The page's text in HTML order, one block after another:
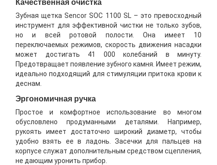
Качественная очистка
Зубная щетка Sencor SOC 1100 SL – это превосходный
инструмент для эффективной чистки не только зубов,
но и всей ротовой полости. Она имеет 10
переключаемых режимов, скорость движения насадки
может достигать 41 000 колебаний в минуту.
Предотвращает появление зубного камня. Имеет режим,
идеально подходящий для стимуляции притока крови к
деснам.
Эргономичная ручка
Простое и комфортное использование во многом
обусловлено продуманными деталями. Например,
рукоять имеет достаточно широкий диаметр, чтобы
удобно взять ее в ладонь. Засечки для пальцев на
корпусе служат дополнительным средством сцепления,
не дающим уронить прибор.